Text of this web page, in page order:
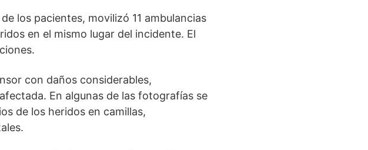
los pacientes, movilizó 11 ambulancias
en el mismo lugar del incidente. El
con daños considerables,
En algunas de las fotografías se
de los heridos en camillas,